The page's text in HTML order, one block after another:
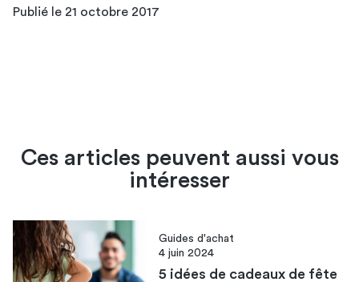
Publié le 21 octobre 2017
Ces articles peuvent aussi vous
intéresser
Guides d'achat
4 juin 2024
5 idées de cadeaux de fête